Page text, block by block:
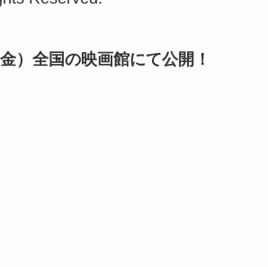
）全国の映画館にて公開！